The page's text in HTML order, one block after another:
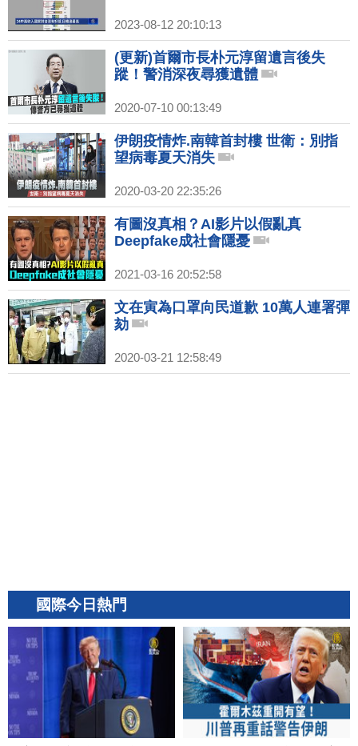
2023-08-12 20:10:13
(更新)首爾市長朴元淳留遺言後失
蹤！警消深夜尋獲遺體
2020-07-10 00:13:49
伊朗疫情炸.南韓首封樓 世衛：別指
望病毒夏天消失
2020-03-20 22:35:26
有圖沒真相？AI影片以假亂真
Deepfake成社會隱憂
2021-03-16 20:52:58
文在寅為口罩向民道歉 10萬人連署彈
劾
2020-03-21 12:58:49
國際今日熱門